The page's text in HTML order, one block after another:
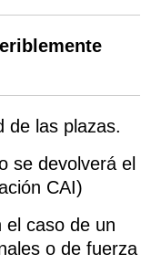
de las plazas.
se devolverá el
CAI)
el caso de un
o de fuerza